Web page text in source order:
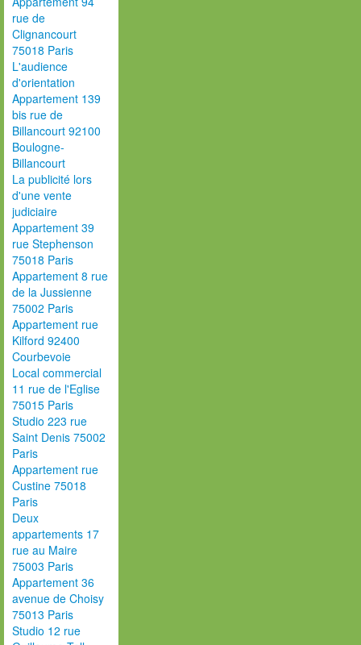
rue de
Clignancourt
75018 Paris
L'audience
d'orientation
Appartement 139
bis rue de
Billancourt 92100
Boulogne-
Billancourt
La publicité lors
d'une vente
judiciaire
Appartement 39
rue Stephenson
75018 Paris
Appartement 8 rue
de la Jussienne
75002 Paris
Appartement rue
Kilford 92400
Courbevoie
Local commercial
11 rue de l'Eglise
75015 Paris
Studio 223 rue
Saint Denis 75002
Paris
Appartement rue
Custine 75018
Paris
Deux
appartements 17
rue au Maire
75003 Paris
Appartement 36
avenue de Choisy
75013 Paris
Studio 12 rue